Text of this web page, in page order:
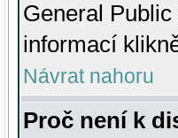
General
informací
Návrat nahoru
Proč není k